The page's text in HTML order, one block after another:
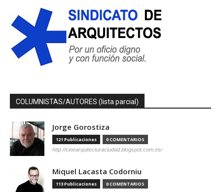
COLUMNISTAS/AUTORES (lista parcial)
Jorge Gorostiza
121 Publicaciones 0 COMENTARIOS
http://cinearquitecturaciudad.blogspot.com.es/
Miquel Lacasta Codorniu
113 Publicaciones 0 COMENTARIOS